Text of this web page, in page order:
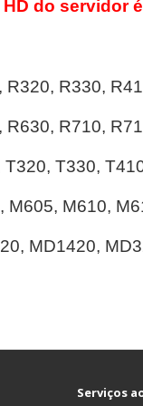
do servidor
R320, R330,
R630, R710,
T330,
M605, M610,
MD1420,
Serviços